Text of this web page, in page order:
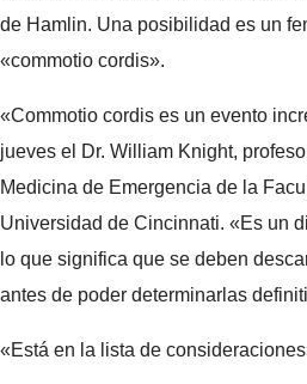
de Hamlin. Una posibilidad es un
«commotio cordis».
«Commotio cordis es un evento
jueves el Dr. William Knight,
Medicina de Emergencia de la
Universidad de Cincinnati. «Es un
lo que significa que se deben
antes de poder determinarlas
«Está en la lista de